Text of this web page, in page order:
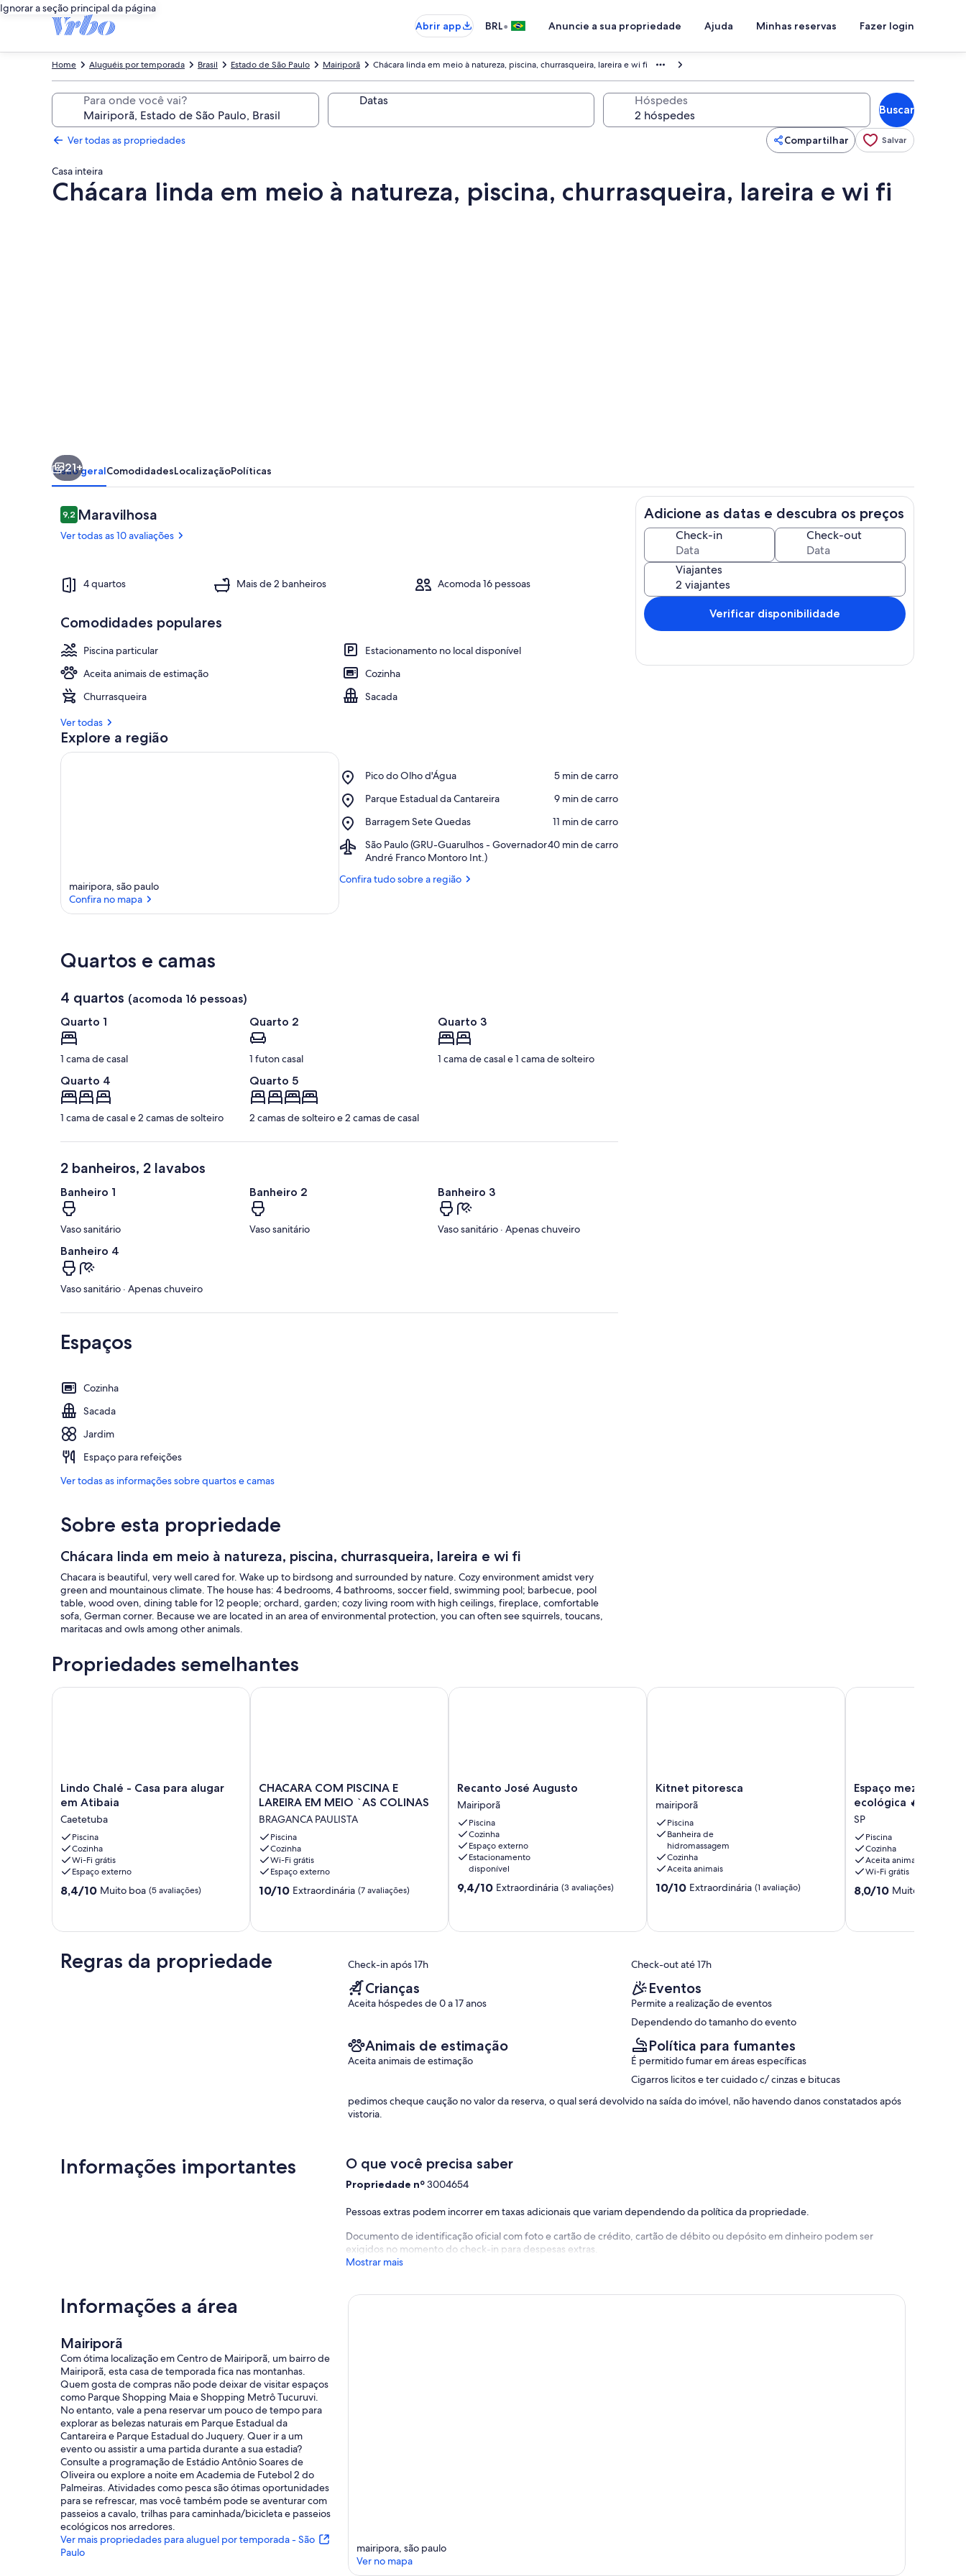
Ignorar a seção principal da página
Abrir app
BRL• Anuncie a sua propriedade Ajuda Minhas reservas Fazer login
Chácara linda em meio à natureza, piscina, churrasqueira, lareira e wi fi
Mairiporã
Estado de São Paulo
Brasil
Aluguéis por temporada
Home
Para onde você vai? Datas Hóspedes
Buscar
Ver todas as propriedades Compartilhar Salvar
Casa inteira
Chácara linda em meio à natureza, piscina, churrasqueira, lareira e wi fi
churrasqueira,
lareira
e
wi
fi
Piscina
Cozinha privada
21+
Visão geralComodidadesLocalizaçãoPolíticas
Avaliações
9,29,2 de 10
Maravilhosa
Ver todas as 10 avaliações
4 quartos Mais de 2 banheiros Acomoda 16 pessoas
Comodidades populares
Piscina particular
Estacionamento no local disponível
Aceita animais de estimação
Cozinha
Churrasqueira
Sacada
Ver todas
Explore a região
mairipora, são paulo
Confira no mapa
Pico do Olho d'Água
Place,
do
d'Água
‪5 min de carro‬
Parque Estadual da Cantareira
Place,
Estadual
Cantareira
‪9 min de carro‬
Barragem Sete Quedas
Place,
Sete
Quedas
‪11 min de carro‬
São Paulo (GRU-Guarulhos - Governador
André Franco Montoro Int.)
Airport,
São
(GRU-
‪40 min de carro‬
Confira tudo sobre a região
Quartos e camas
4 quartos (acomoda 16 pessoas)
Quarto 1
1 cama de casal
Quarto 2
1 futon casal
Quarto 3
1 cama de casal e 1 cama de solteiro
Quarto 4
1 cama de casal e 2 camas de solteiro
Quarto 5
2 camas de solteiro e 2 camas de casal
2 banheiros, 2 lavabos
Banheiro 1
Vaso sanitário
Banheiro 2
Vaso sanitário
Banheiro 3
Vaso sanitário · Apenas chuveiro
Banheiro 4
Vaso sanitário · Apenas chuveiro
Espaços
Cozinha
Sacada
Jardim
Espaço para refeições
Ver todas as informações sobre quartos e camas
Sobre esta propriedade
Chácara linda em meio à natureza, piscina, churrasqueira, lareira e wi fi
Chacara is beautiful, very well cared for. Wake up to birdsong and surrounded by nature. Cozy environment amidst very
green and mountainous climate. The house has: 4 bedrooms, 4 bathrooms, soccer field, swimming pool; barbecue, pool
table, wood oven, dining table for 12 people; orchard, garden; cozy living room with high ceilings, fireplace, comfortable
sofa, German corner. Because we are located in an area of environmental protection, you can often see squirrels, toucans,
maritacas and owls among other animals.
Adicione as datas e descubra os preços
Check-in Check-out
Viajantes
Verificar disponibilidade
Propriedades semelhantes
Lindo
Chalé
Casa
para
alugar
em
Atibaia
Caetetuba
Lindo Chalé - Casa para alugar
em Atibaia
Caetetuba
Piscina
Cozinha
Wi-Fi grátis
Espaço externo
8.4
Muito
(5
avaliações)
8,4/10 Muito boa (5 avaliações)
Lindo Chalé - Casa para alugar em Atibaia
CHACARA
COM
E
LAREIRA
EM
MEIO
`AS
COLINAS
CHACARA COM PISCINA E
LAREIRA EM MEIO `AS COLINAS
BRAGANCA PAULISTA
Piscina
Cozinha
Wi-Fi grátis
Espaço externo
10.0
Extraordinária,
avaliações)
10/10 Extraordinária (7 avaliações)
CHACARA COM PISCINA E LAREIRA EM MEIO `AS COLINAS
Recanto
José
Augusto
Mairiporã
Recanto José Augusto
Mairiporã
Piscina
Cozinha
Espaço externo
Estacionamento
disponível
9.4
9,4/10 Extraordinária (3 avaliações)
Recanto José Augusto
Kitnet
pitoresca
mairiporã
Kitnet pitoresca
mairiporã
Piscina
Banheira de
hidromassagem
Cozinha
Aceita animais
10.0
10/10 Extraordinária (1 avaliação)
Kitnet pitoresca
Espaço
mezanino
lareira
ecológica
🔥
🍷
SP
Espaço mezanino c/
ecológica 🔥🍷
SP
Piscina
Cozinha
Aceita animais
Wi-Fi grátis
8.0
Muito
8,0/10 Muito boa
Espaço mezanino c/
Regras da propriedade Check-in após 17h Check-out até 17h
Crianças
Aceita hóspedes de 0 a 17 anos
Eventos
Permite a realização de eventos
Dependendo do tamanho do evento
Animais de estimação
Aceita animais de estimação
Política para fumantes
É permitido fumar em áreas específicas
Cigarros licitos e ter cuidado c/ cinzas e bitucas
pedimos cheque caução no valor da reserva, o qual será devolvido na saída do imóvel, não havendo danos constatados após
vistoria.
Informações importantes O que você precisa saber
Propriedade nº3004654
Pessoas extras podem incorrer em taxas adicionais que variam dependendo da política da propriedade.
Documento de identificação oficial com foto e cartão de crédito, cartão de débito ou depósito em dinheiro podem ser
exigidos no momento do check-in para despesas extras.
Mostrar mais
Informações a área
Mairiporã
Com ótima localização em Centro de Mairiporã, um bairro de
Mairiporã, esta casa de temporada fica nas montanhas.
Quem gosta de compras não pode deixar de visitar espaços
como Parque Shopping Maia e Shopping Metrô Tucuruvi.
No entanto, vale a pena reservar um pouco de tempo para
explorar as belezas naturais em Parque Estadual da
Cantareira e Parque Estadual do Juquery. Quer ir a um
evento ou assistir a uma partida durante a sua estadia?
Consulte a programação de Estádio Antônio Soares de
Oliveira ou explore a noite em Academia de Futebol 2 do
Palmeiras. Atividades como pesca são ótimas oportunidades
para se refrescar, mas você também pode se aventurar com
passeios a cavalo, trilhas para caminhada/bicicleta e passeios
ecológicos nos arredores.
Ver mais propriedades para aluguel por temporada - São
Paulo
mairipora, são paulo
Ver no mapa